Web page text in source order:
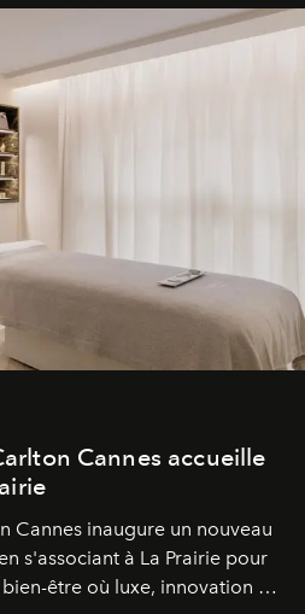
Cannes accueille
Cannes inaugure un nouveau
s'associant à La Prairie pour
être où luxe, innovation et